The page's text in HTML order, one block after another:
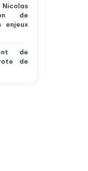
de
enjeux
de
de